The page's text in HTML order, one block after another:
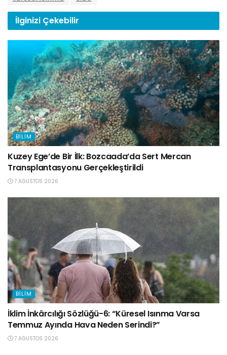
İlginizi Çekebilir
BILIM
Kuzey Ege’de Bir İlk: Bozcaada’da Sert Mercan
Transplantasyonu Gerçekleştirildi
7 AĞUSTOS 2026
BILIM
İklim İnkârcılığı Sözlüğü-6: “Küresel Isınma Varsa
Temmuz Ayında Hava Neden Serindi?”
7 AĞUSTOS 2026